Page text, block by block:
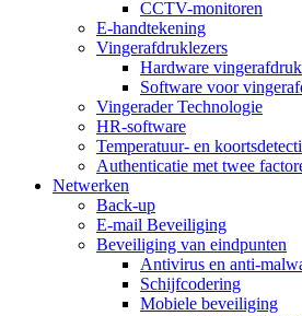
CCTV-monitoren
E-handtekening
Vingerafdruklezers
Hardware
Software voor
Vingerader Technologie
HR-software
Temperatuur- en
Authenticatie met twee
Netwerken
Back-up
E-mail Beveiliging
Beveiliging van eindpunten
Antivirus en anti-
Schijfcodering
Mobiele beveiliging